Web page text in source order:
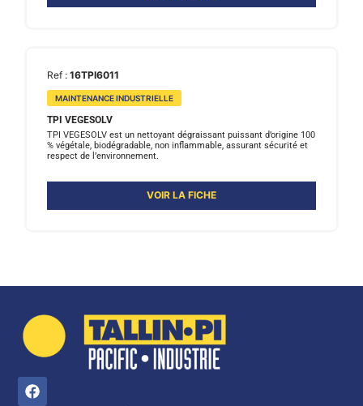
Ref : 16TPI6011
MAINTENANCE INDUSTRIELLE
TPI VEGESOLV
TPI VEGESOLV est un nettoyant dégraissant puissant d’origine 100
% végétale, biodégradable, non inflammable, assurant sécurité et
respect de l’environnement.
VOIR LA FICHE